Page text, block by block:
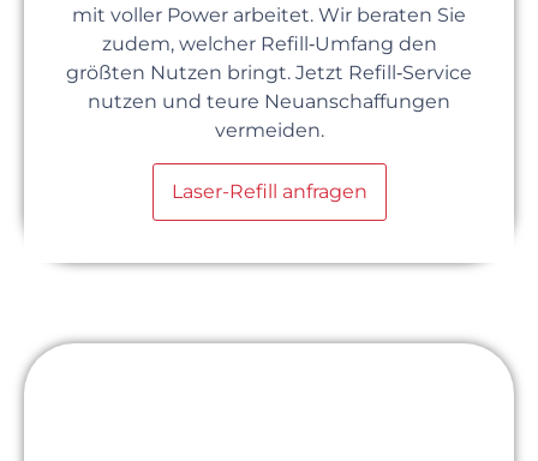
mit voller Power arbeitet. Wir beraten Sie
zudem, welcher Refill‑Umfang den
größten Nutzen bringt. Jetzt Refill‑Service
nutzen und teure Neuanschaffungen
vermeiden.
Laser-Refill anfragen